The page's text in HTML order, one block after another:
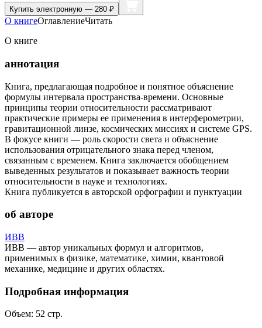
Купить электронную — 280 ₽
О книгеОглавлениеЧитать
О книге
аннотация
Книга, предлагающая подробное и понятное объяснение
формулы интервала пространства-времени. Основные
принципы теории относительности рассматривают
практические примеры ее применения в интерферометрии,
гравитационной линзе, космических миссиях и системе GPS.
В фокусе книги — роль скорости света и объяснение
использования отрицательного знака перед членом,
связанным с временем. Книга заключается обобщением
выведенных результатов и показывает важность теории
относительности в науке и технологиях.
Книга публикуется в авторской орфографии и пунктуации
об авторе
ИВВ
ИВВ — автор уникальных формул и алгоритмов,
применимых в физике, математике, химии, квантовой
механике, медицине и других областях.
Подробная информация
Объем: 52 стр.